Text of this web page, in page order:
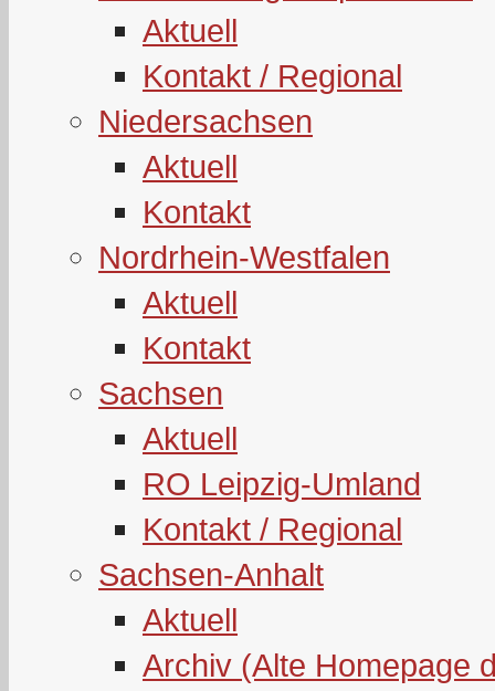
Aktuell
Kontakt / Regional
Niedersachsen
Aktuell
Kontakt
Nordrhein-Westfalen
Aktuell
Kontakt
Sachsen
Aktuell
RO Leipzig-Umland
Kontakt / Regional
Sachsen-Anhalt
Aktuell
Archiv (Alte Homepage